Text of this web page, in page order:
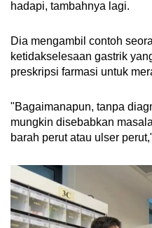
hadapi, tambahnya lagi.
Dia mengambil contoh
ketidakselesaan gastrik
preskripsi farmasi untuk
"Bagaimanapun, tanpa
mungkin disebabkan
barah perut atau ulser